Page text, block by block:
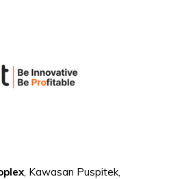
, Kawasan Puspitek,